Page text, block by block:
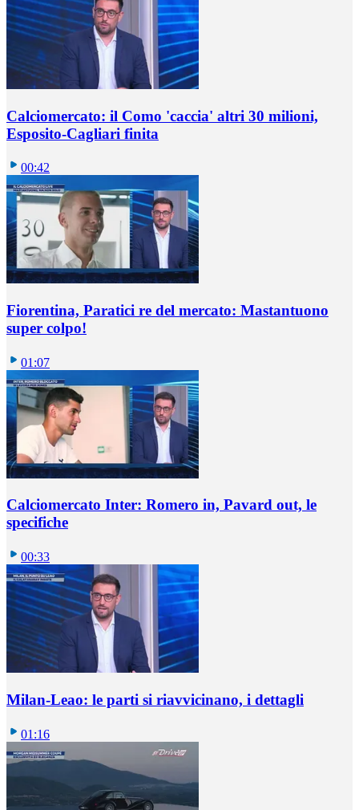
Calciomercato: il Como 'caccia' altri 30 milioni,
Esposito-Cagliari finita
00:42
Fiorentina, Paratici re del mercato: Mastantuono
super colpo!
01:07
Calciomercato Inter: Romero in, Pavard out, le
specifiche
00:33
Milan-Leao: le parti si riavvicinano, i dettagli
01:16